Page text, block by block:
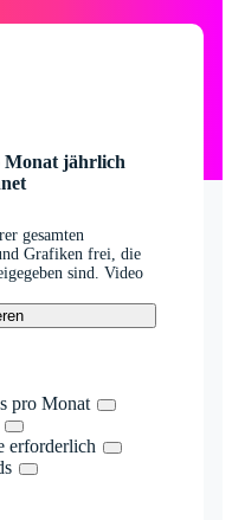
Monat jährlich
gesamten
Grafiken frei, die
sind. Video
pro Monat
erforderlich